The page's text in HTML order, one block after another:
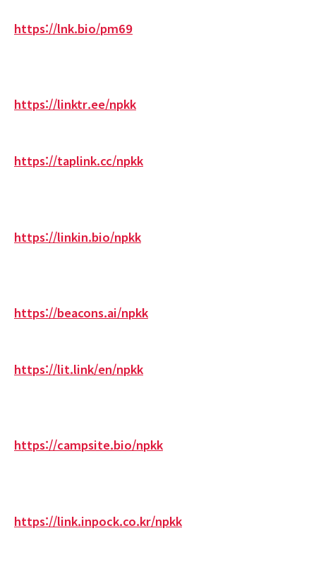
https://lnk.bio/pm69
https://linktr.ee/npkk
https://taplink.cc/npkk
https://linkin.bio/npkk
https://beacons.ai/npkk
https://lit.link/en/npkk
https://campsite.bio/npkk
https://link.inpock.co.kr/npkk